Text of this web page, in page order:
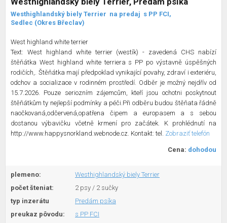
Westhighlandský biely Terrier na predaj s PP FCI,
Sedlec (Okres Břeclav)
West highland white terrier
Text: West highland white terrier (westík) - zavedená CHS nabízí
štěňátka West highland white terriera s PP po výstavně úspěšných
rodičích,. Štěňátka mají předpoklad vynikající povahy, zdraví i exteriéru,
odchov a socializace v rodinném prostředí. Odběr je možný nejdřív od
15.7.2026. Pouze seriozním zájemcům, kteří jsou ochotni poskytnout
štěňátkům ty nejlepší podmínky a péči.Při odběru budou štěňata řádně
naočkovaná,odčervená,opatřena čipem a europasem a s sebou
dostanou výbavičku včetně krmení pro začátek. K prohlédnutí na
http://www.happysnorkland.webnode.cz. Kontakt: tel. Zobraziť telefón
Cena: dohodou
plemeno:
Westhighlandský biely Terrier
počet šteniat:
2 psy / 2 sučky
typ inzerátu
Predám psíka
preukaz pôvodu:
s PP FCI